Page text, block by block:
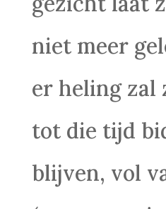
niet meer
er heling zal
tot die tijd
blijven, vol